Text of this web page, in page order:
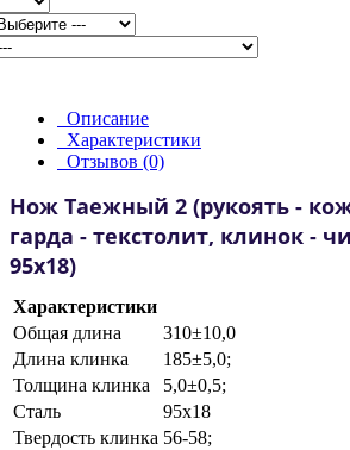
Описание
Характеристики
Отзывов (0)
Нож Таежный 2 (рукоять -
гарда - текстолит, клинок -
95х18)
Характеристики
Общая длина
310±10,0
Длина клинка
185±5,0;
Толщина клинка
5,0±0,5;
Сталь
95х18
Твердость клинка 56-58;